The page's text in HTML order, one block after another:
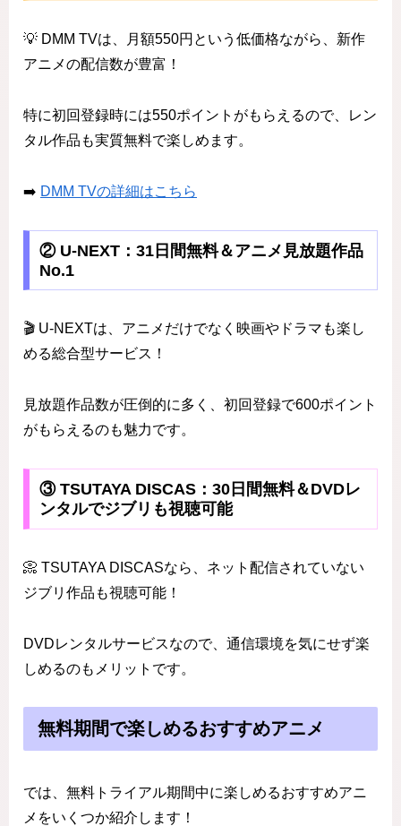
💡 DMM TVは、月額550円という低価格ながら、新作
アニメの配信数が豊富！
特に初回登録時には550ポイントがもらえるので、レン
タル作品も実質無料で楽しめます。
➡️ DMM TVの詳細はこちら
② U-NEXT：31日間無料＆アニメ見放題作品
No.1
🎬 U-NEXTは、アニメだけでなく映画やドラマも楽し
める総合型サービス！
見放題作品数が圧倒的に多く、初回登録で600ポイント
がもらえるのも魅力です。
③ TSUTAYA DISCAS：30日間無料＆DVDレ
ンタルでジブリも視聴可能
📀 TSUTAYA DISCASなら、ネット配信されていない
ジブリ作品も視聴可能！
DVDレンタルサービスなので、通信環境を気にせず楽
しめるのもメリットです。
無料期間で楽しめるおすすめアニメ
では、無料トライアル期間中に楽しめるおすすめアニ
メをいくつか紹介します！